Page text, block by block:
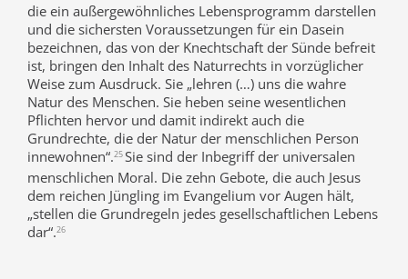
die ein außergewöhnliches Lebensprogramm darstellen
und die sichersten Voraussetzungen für ein Dasein
bezeichnen, das von der Knechtschaft der Sünde befreit
ist, bringen den Inhalt des Naturrechts in vorzüglicher
Weise zum Ausdruck. Sie „lehren (…) uns die wahre
Natur des Menschen. Sie heben seine wesentlichen
Pflichten hervor und damit indirekt auch die
Grundrechte, die der Natur der menschlichen Person
innewohnen“.25Sie sind der Inbegriff der universalen
menschlichen Moral. Die zehn Gebote, die auch Jesus
dem reichen Jüngling im Evangelium vor Augen hält,
„stellen die Grundregeln jedes gesellschaftlichen Lebens
dar“.26